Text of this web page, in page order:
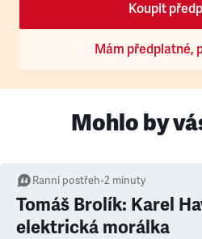
Koupit
Mám předplatné,
Mohlo by
Ranní postřeh•2 minuty
Tomáš Brolík: Karel
elektrická morálka